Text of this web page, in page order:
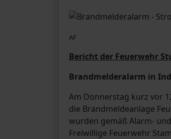
AF
Bericht der Feuerwehr
Brandmelderalarm in
Am Donnerstag kurz vor
die Brandmeldeanlage
wurden gemäß Alarm-
Freiwillige Feuerwehr